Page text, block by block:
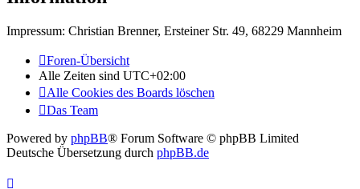
Impressum: Christian Brenner, Ersteiner Str. 49, 68229 Mannheim
Foren-Übersicht
Alle Zeiten sind UTC+02:00
Alle Cookies des Boards löschen
Das Team
Powered by phpBB® Forum Software © phpBB Limited
Deutsche Übersetzung durch phpBB.de